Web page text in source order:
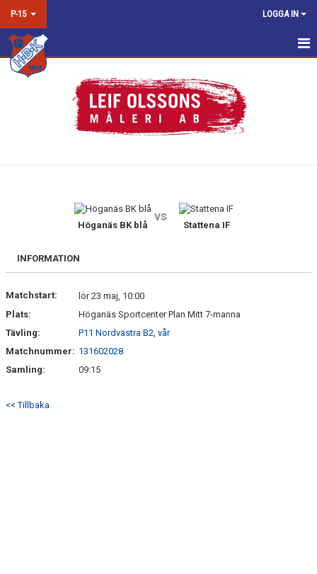
P-15 LOGGA IN
HEM
DOKUMENT
Höganäs BK blå
vs
Stattena IF
INFORMATION
Matchstart:
lör 23 maj, 10:00
Plats:
Höganäs Sportcenter Plan Mitt 7-manna
Tävling:
P11 Nordvästra B2, vår
Matchnummer: 131602028
Samling:
09:15
<< Tillbaka